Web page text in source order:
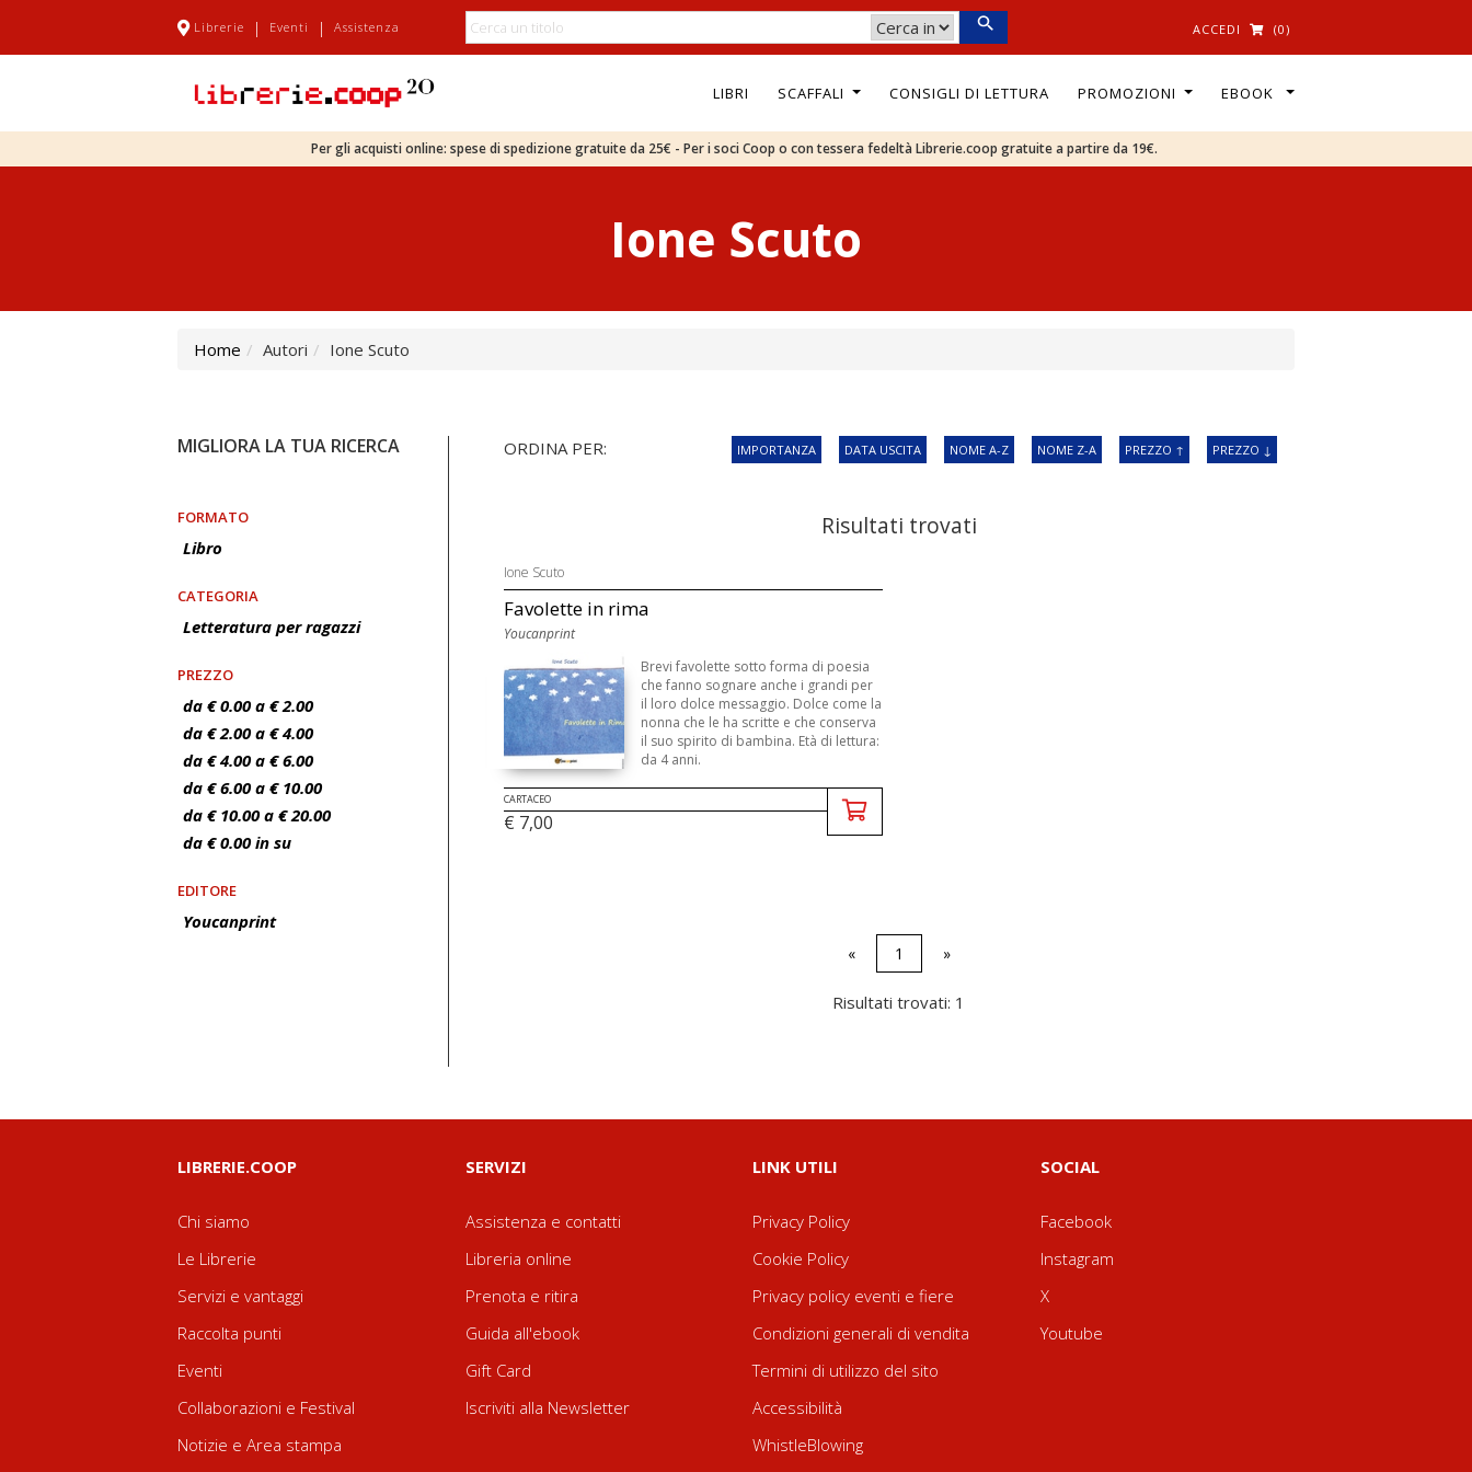
Librerie | Eventi | Assistenza ACCEDI (0)
LIBRI SCAFFALI CONSIGLI DI LETTURA PROMOZIONI EBOOK
Per gli acquisti online: spese di spedizione gratuite da 25€ - Per i soci Coop o con tessera fedeltà Librerie.coop gratuite a partire da 19€.
Ione Scuto
Home Autori Ione Scuto
MIGLIORA LA TUA RICERCA
FORMATO
Libro
CATEGORIA
Letteratura per ragazzi
PREZZO
da € 0.00 a € 2.00
da € 2.00 a € 4.00
da € 4.00 a € 6.00
da € 6.00 a € 10.00
da € 10.00 a € 20.00
da € 0.00 in su
EDITORE
Youcanprint
ORDINA PER: IMPORTANZA DATA USCITA NOME A-Z NOME Z-A PREZZO ↑ PREZZO ↓
Risultati trovati
Ione Scuto
Favolette in rima
Youcanprint
Brevi favolette sotto forma di poesia
che fanno sognare anche i grandi per
il loro dolce messaggio. Dolce come la
nonna che le ha scritte e che conserva
il suo spirito di bambina. Età di lettura:
da 4 anni.
CARTACEO
€ 7,00
« 1 »
Risultati trovati: 1
LIBRERIE.COOP
Chi siamo
Le Librerie
Servizi e vantaggi
Raccolta punti
Eventi
Collaborazioni e Festival
Notizie e Area stampa
SERVIZI
Assistenza e contatti
Libreria online
Prenota e ritira
Guida all'ebook
Gift Card
Iscriviti alla Newsletter
LINK UTILI
Privacy Policy
Cookie Policy
Privacy policy eventi e fiere
Condizioni generali di vendita
Termini di utilizzo del sito
Accessibilità
WhistleBlowing
SOCIAL
Facebook
Instagram
X
Youtube